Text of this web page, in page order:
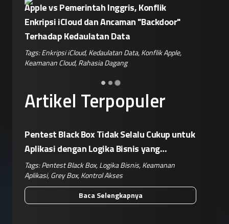
Artikel Terpopuler
Pentest Black Box Tidak Selalu Cukup untuk
Aplikasi dengan Logika Bisnis yang
Kompleks
Tags:Pentest Black Box,Logika Bisnis,Keamanan
Aplikasi,Grey Box,Kontrol Akses
Baca Selengkapnya
Eskalasi Perang Teknologi, China
Siapkan Retaliasi Terhadap Kebijakan
Pemblokiran Robot dan Inverter oleh AS
Tags:Perang Teknologi,Kebijakan AS,Retaliasi China
Keamanan IoT,Risiko Pasok